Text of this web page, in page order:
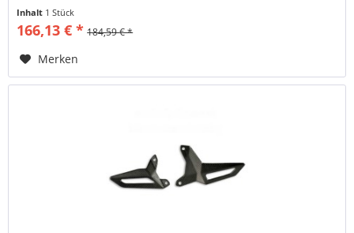
Inhalt 1 Stück
166,13 € * 184,59 € *
Merken